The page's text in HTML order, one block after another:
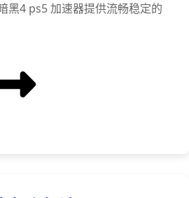
黑4 ps5 加速器提供流畅稳定的